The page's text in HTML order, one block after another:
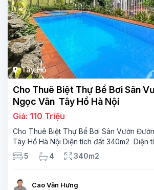
Tây Hồ
Cho Thuê Biệt Thự Bể Bơi Sân
Ngọc Vân Tây Hồ Hà Nội
Giá: 110 Triệu
Cho Thuê Biệt Thự Bể Bơi Sân Vườn
Tây Hồ Hà Nội Diện tích đất 340m2 Diện
110m2 Xây 3 tầng, 5 phòng ngủ 4 phòng
phòng khách , phòng bếp-1wc Tầng 2, 3
5 4 340m2
Cao Văn Hưng